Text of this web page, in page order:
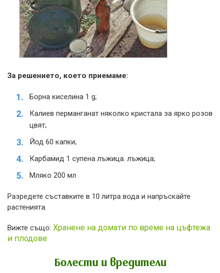
За решението, което приемаме:
Борна киселина 1 g;
Калиев перманганат няколко кристала за ярко розов
цвят;
Йод 60 капки;
Карбамид 1 супена лъжица. лъжица;
Мляко 200 мл
Разредете съставките в 10 литра вода и напръскайте
растенията.
Вижте също: Хранене на домати по време на цъфтежа
и плодове
Болести и вредители